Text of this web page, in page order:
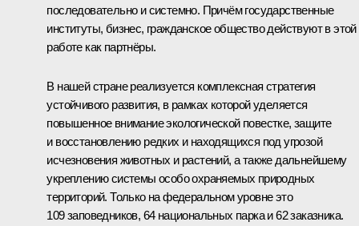
последовательно и системно. Причём государственные
институты, бизнес, гражданское общество действуют в этой
работе как партнёры.
В нашей стране реализуется комплексная стратегия
устойчивого развития, в рамках которой уделяется
повышенное внимание экологической повестке, защите
и восстановлению редких и находящихся под угрозой
исчезновения животных и растений, а также дальнейшему
укреплению системы особо охраняемых природных
территорий. Только на федеральном уровне это
109 заповедников, 64 национальных парка и 62 заказника.